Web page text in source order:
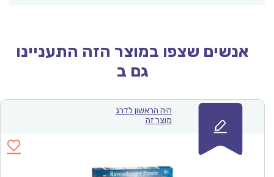
אנשים שצפו במוצר הזה התעניינו
גם ב
היה הראשון לדרג
מוצר זה